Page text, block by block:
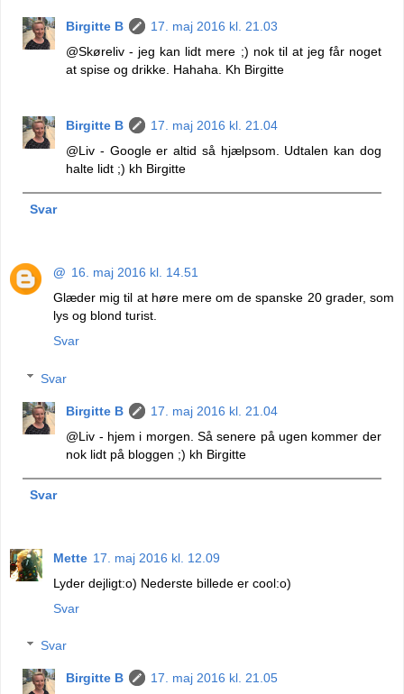
Birgitte B
17. maj 2016 kl. 21.03
@Skøreliv - jeg kan lidt mere ;) nok til at jeg får noget
at spise og drikke. Hahaha. Kh Birgitte
Birgitte B
17. maj 2016 kl. 21.04
@Liv - Google er altid så hjælpsom. Udtalen kan dog
halte lidt ;) kh Birgitte
Svar
@ 16. maj 2016 kl. 14.51
Glæder mig til at høre mere om de spanske 20 grader, som
lys og blond turist.
Svar
Svar
Birgitte B
17. maj 2016 kl. 21.04
@Liv - hjem i morgen. Så senere på ugen kommer der
nok lidt på bloggen ;) kh Birgitte
Svar
Mette 17. maj 2016 kl. 12.09
Lyder dejligt:o) Nederste billede er cool:o)
Svar
Svar
Birgitte B
17. maj 2016 kl. 21.05